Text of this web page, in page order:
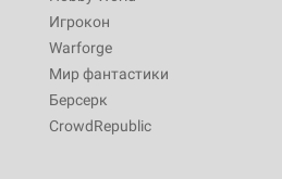
Игрокон
Warforge
Мир фантастики
Берсерк
CrowdRepublic